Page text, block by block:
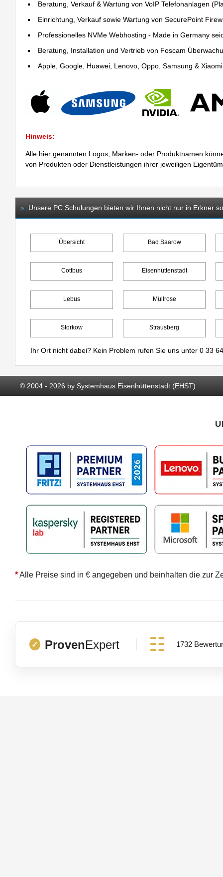
Beratung, Verkauf & Wartung von VoIP Telefonanlagen
Einrichtung, Verkauf sowie Wartung von SecurePoint
Professionelles NVMe Webhosting - Made in Germany
Beratung, Installation und Vertrieb von Foscam
Apple, Google, Huawei, Lenovo, Oppo, Samsung &
Hinweis:
Alle hier genannten Logos, Marken- oder Produktnamen
von Produkten oder Dienstleistungen ihrer jeweiligen
» Unsere PC Schulungen bieten wir Ihnen nicht nur in Erkner
Übersicht Bad Saarow
Cottbus Eisenhüttenstadt
Lebus Müllrose
Storkow Strausberg
Ihr Ort nicht dabei? Kein Problem rufen Sie uns unter 0 33
© 2004 - 2026 by Systemhaus Eisenhüttenstadt (EHST)
*Alle Preise sind in € angegeben und beinhalten die zur
✓ ProvenExpert 1732